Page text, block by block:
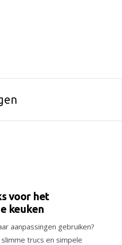
voor het
keuken
aanpassingen gebruiken?
trucs en simpele